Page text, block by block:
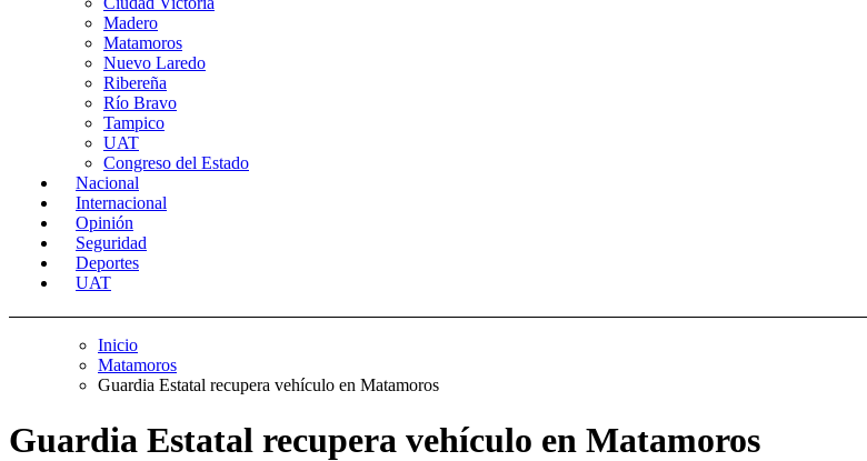
Madero
Matamoros
Nuevo Laredo
Ribereña
Río Bravo
Tampico
UAT
Congreso del Estado
Nacional
Internacional
Opinión
Seguridad
Deportes
UAT
Inicio
Matamoros
Guardia Estatal recupera vehículo en Matamoros
Guardia Estatal recupera vehículo en Matamoros